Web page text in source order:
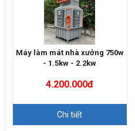
Máy làm mát nhà xưởng 750w
- 1.5kw - 2.2kw
4.200.000đ
Chi tiết